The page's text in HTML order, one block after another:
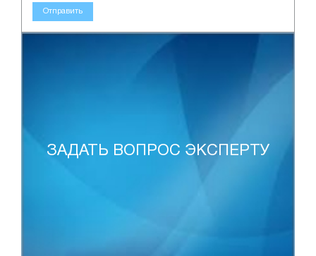
Отправить
ЗАДАТЬ ВОПРОС ЭКСПЕРТУ